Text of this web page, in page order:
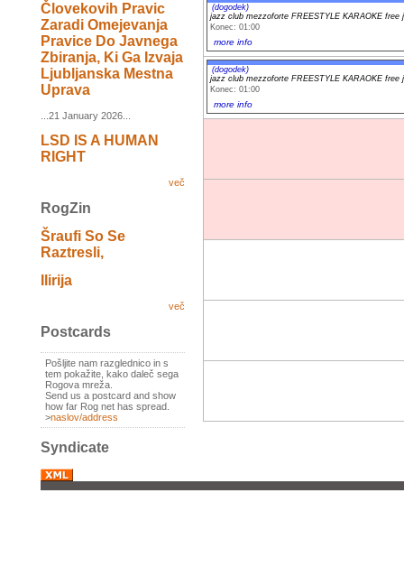
Človekovih Pravic
Zaradi Omejevanja
Pravice Do Javnega
Zbiranja, Ki Ga Izvaja
Ljubljanska Mestna
Uprava
...21 January 2026...
LSD IS A HUMAN
RIGHT
več
RogZin
Šraufi So Se
Raztresli,
Ilirija
več
Postcards
Pošljite nam razglednico in s
tem pokažite, kako daleč sega
Rogova mreža.
Send us a postcard and show
how far Rog net has spread.
>naslov/address
Syndicate
(dogodek)
jazz club mezzoforte FREESTYLE KARAOKE free
Konec: 01:00
more info
(dogodek)
jazz club mezzoforte FREESTYLE KARAOKE free
Konec: 01:00
more info